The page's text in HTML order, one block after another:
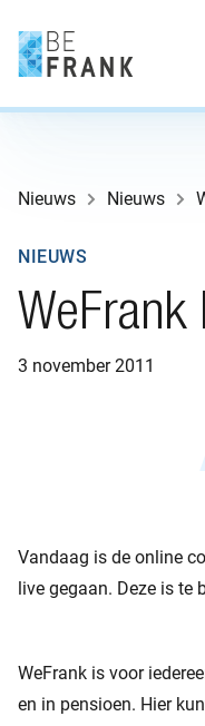
Nieuws Nieuws
WeFrank
3 november 2011
NIEUWS
Vandaag is de online
live gegaan. Deze is te
WeFrank is voor
en in pensioen. Hier